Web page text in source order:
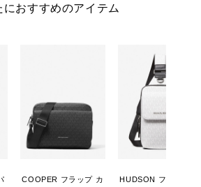
におすすめのアイテム
COOPER フラップ カ HUDSON フラップ ス